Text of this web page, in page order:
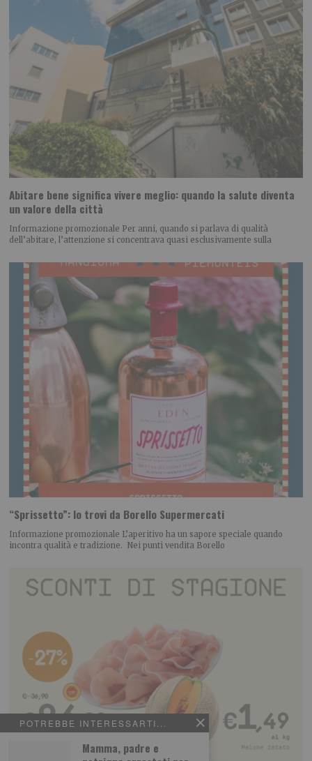
POTREBBE INTERESSARTI...
Mamma, padre e
Abitare bene significa vivere meglio: quando la salute diventa
un valore della città
Informazione promozionale Per anni, quando si parlava di qualità
dell’abitare, l’attenzione si concentrava quasi esclusivamente sulla
“Sprissetto”: lo trovi da Borello Supermercati
Informazione promozionale L’aperitivo ha un sapore speciale quando
incontra qualità e tradizione. Nei punti vendita Borello